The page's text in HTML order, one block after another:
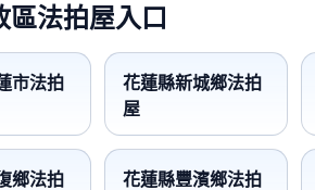
區法拍屋入口
市法拍
花蓮縣新城鄉法拍
屋
鄉法拍
花蓮縣豐濱鄉法拍